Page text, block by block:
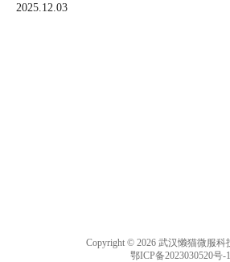
2025.12.03
Copyright © 2026 武汉懒猫微服科
鄂ICP备2023030520号-1